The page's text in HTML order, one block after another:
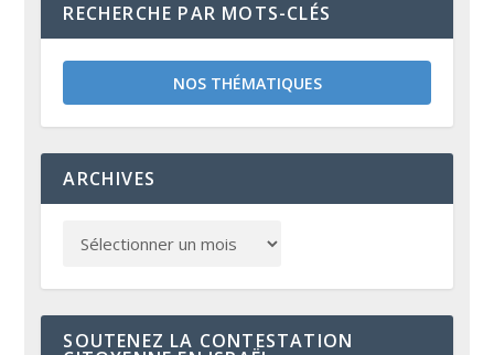
RECHERCHE PAR MOTS-CLÉS
NOS THÉMATIQUES
ARCHIVES
SOUTENEZ LA CONTESTATION